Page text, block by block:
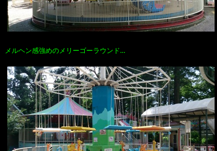
メルヘン感強めのメリーゴーラウンド…